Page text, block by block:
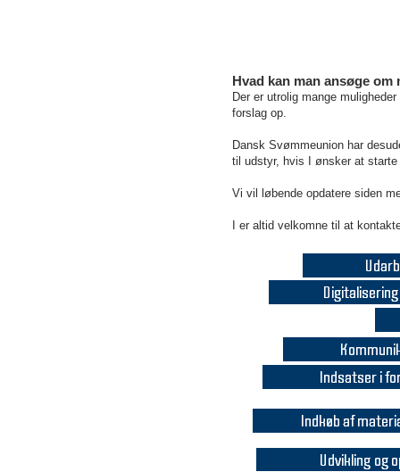
Hvad kan man ansøge om
Der er utrolig mange
forslag op.
Dansk Svømmeunion har
til udstyr, hvis I ønsker at
Vi vil løbende opdatere siden
I er altid velkomne til at